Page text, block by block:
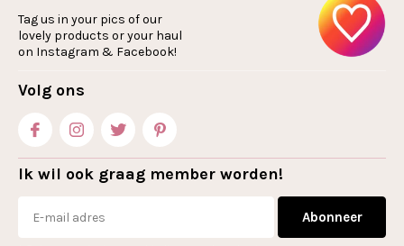
Tag us in your pics of our
lovely products or your haul
on Instagram & Facebook!
Volg ons
Ik wil ook graag member worden!
Abonneer